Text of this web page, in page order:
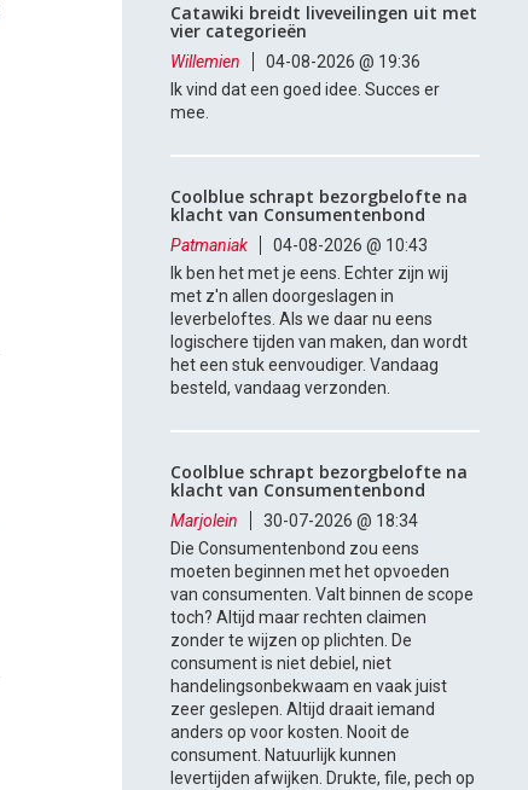
Catawiki breidt liveveilingen uit met
vier categorieën
Willemien
04-08-2026 @ 19:36
Ik vind dat een goed idee. Succes er
mee.
Coolblue schrapt bezorgbelofte na
klacht van Consumentenbond
Patmaniak
04-08-2026 @ 10:43
Ik ben het met je eens. Echter zijn wij
met z'n allen doorgeslagen in
leverbeloftes. Als we daar nu eens
logischere tijden van maken, dan wordt
het een stuk eenvoudiger. Vandaag
besteld, vandaag verzonden.
Coolblue schrapt bezorgbelofte na
klacht van Consumentenbond
Marjolein
30-07-2026 @ 18:34
Die Consumentenbond zou eens
moeten beginnen met het opvoeden
van consumenten. Valt binnen de scope
toch? Altijd maar rechten claimen
zonder te wijzen op plichten. De
consument is niet debiel, niet
handelingsonbekwaam en vaak juist
zeer geslepen. Altijd draait iemand
anders op voor kosten. Nooit de
consument. Natuurlijk kunnen
levertijden afwijken. Drukte, file, pech op